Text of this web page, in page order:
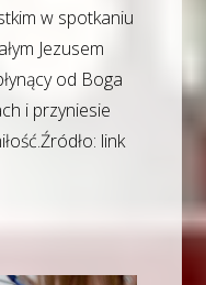
w spotkaniu
Jezusem
od Boga
i przyniesie
link